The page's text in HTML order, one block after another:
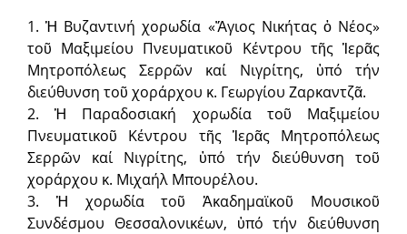
1. Ἡ Βυζαντινή χορωδία «Ἅγιος Νικήτας ὁ Νέος»
τοῦ Μαξιμείου Πνευματικοῦ Κέντρου τῆς Ἱερᾶς
Μητροπόλεως Σερρῶν καί Νιγρίτης, ὑπό τήν
διεύθυνση τοῦ χοράρχου κ. Γεωργίου Ζαρκαντζᾶ.
2. Ἡ Παραδοσιακή χορωδία τοῦ Μαξιμείου
Πνευματικοῦ Κέντρου τῆς Ἱερᾶς Μητροπόλεως
Σερρῶν καί Νιγρίτης, ὑπό τήν διεύθυνση τοῦ
χοράρχου κ. Μιχαήλ Μπουρέλου.
3. Ἡ χορωδία τοῦ Ἀκαδημαϊκοῦ Μουσικοῦ
Συνδέσμου Θεσσαλονικέων, ὑπό τήν διεύθυνση